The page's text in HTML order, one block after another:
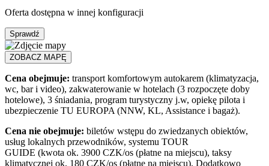
Oferta dostępna w innej konfiguracji
Sprawdź
ZOBACZ MAPĘ
Cena obejmuje: transport komfortowym autokarem (klimatyzacja,
wc, bar i video), zakwaterowanie w hotelach (3 rozpoczęte doby
hotelowe), 3 śniadania, program turystyczny j.w, opiekę pilota i
ubezpieczenie TU EUROPA (NNW, KL, Assistance i bagaż).
Cena nie obejmuje: biletów wstępu do zwiedzanych obiektów,
usług lokalnych przewodników, systemu TOUR
GUIDE (kwota ok. 3900 CZK/os (płatne na miejscu), taksy
klimatycznej ok. 180 CZK/os (płatne na miejscu). Dodatkowo